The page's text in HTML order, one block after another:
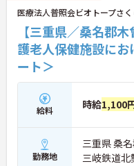
医療法人普照会ビオトープさく
【三重県／桑名郡
護老人保健施設に
ート＞
給料 時給1,100
勤務地
三重県 桑
三岐鉄道